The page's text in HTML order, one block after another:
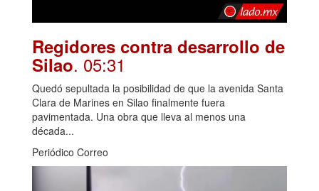
Regidores contra desarrollo de
Silao. 05:31
Quedó sepultada la posibilidad de que la avenida Santa
Clara de Marines en Silao finalmente fuera
pavimentada. Una obra que lleva al menos una
década...
Periódico Correo